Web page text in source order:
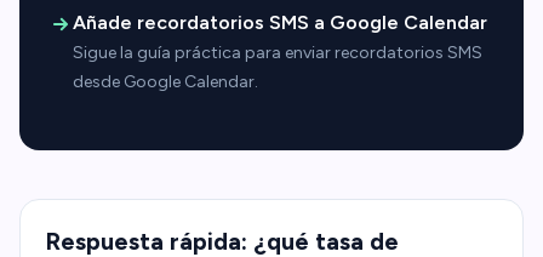
Añade recordatorios SMS a Google Calendar
Sigue la guía práctica para enviar recordatorios SMS
desde Google Calendar.
Respuesta rápida: ¿qué tasa de